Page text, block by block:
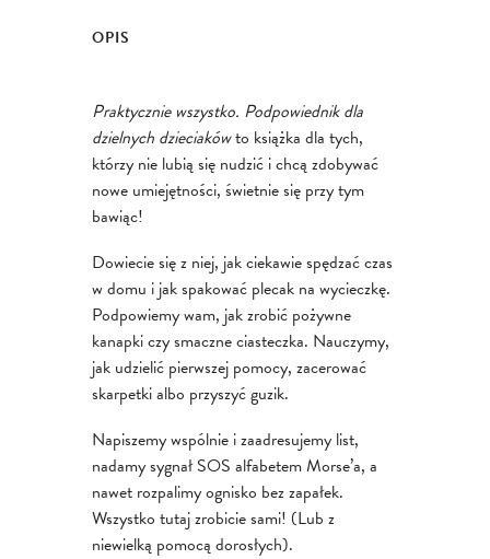
OPIS
Praktycznie wszystko. Podpowiednik dla
dzielnych dzieciakówto książka dla tych,
którzy nie lubią się nudzić i chcą zdobywać
nowe umiejętności, świetnie się przy tym
bawiąc!
Dowiecie się z niej, jak ciekawie spędzać czas
w domu i jak spakować plecak na wycieczkę.
Podpowiemy wam, jak zrobić pożywne
kanapki czy smaczne ciasteczka. Nauczymy,
jak udzielić pierwszej pomocy, zacerować
skarpetki albo przyszyć guzik.
Napiszemy wspólnie i zaadresujemy list,
nadamy sygnał SOS alfabetem Morse’a, a
nawet rozpalimy ognisko bez zapałek.
Wszystko tutaj zrobicie sami! (Lub z
niewielką pomocą dorosłych).